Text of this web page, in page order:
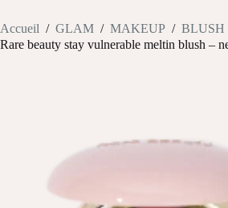
Accueil / GLAM / MAKEUP / BLUSH
Rare beauty stay vulnerable meltin blush –